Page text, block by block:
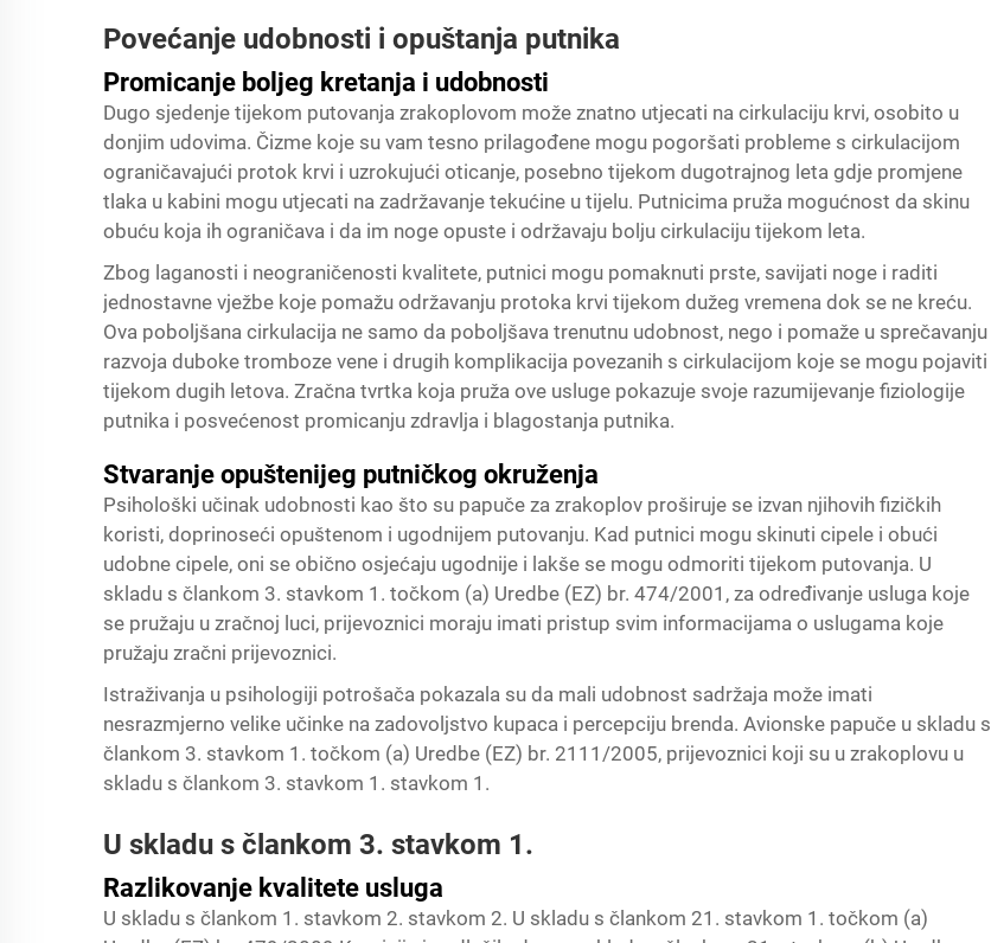
Povećanje udobnosti i opuštanja putnika
Promicanje boljeg kretanja i udobnosti
Dugo sjedenje tijekom putovanja zrakoplovom može znatno utjecati na cirkulaciju krvi, osobito u
donjim udovima. Čizme koje su vam tesno prilagođene mogu pogoršati probleme s cirkulacijom
ograničavajući protok krvi i uzrokujući oticanje, posebno tijekom dugotrajnog leta gdje promjene
tlaka u kabini mogu utjecati na zadržavanje tekućine u tijelu. Putnicima pruža mogućnost da skinu
obuću koja ih ograničava i da im noge opuste i održavaju bolju cirkulaciju tijekom leta.
Zbog laganosti i neograničenosti kvalitete, putnici mogu pomaknuti prste, savijati noge i raditi
jednostavne vježbe koje pomažu održavanju protoka krvi tijekom dužeg vremena dok se ne kreću.
Ova poboljšana cirkulacija ne samo da poboljšava trenutnu udobnost, nego i pomaže u sprečavanju
razvoja duboke tromboze vene i drugih komplikacija povezanih s cirkulacijom koje se mogu pojaviti
tijekom dugih letova. Zračna tvrtka koja pruža ove usluge pokazuje svoje razumijevanje fiziologije
putnika i posvećenost promicanju zdravlja i blagostanja putnika.
Stvaranje opuštenijeg putničkog okruženja
Psihološki učinak udobnosti kao što su papuče za zrakoplov proširuje se izvan njihovih fizičkih
koristi, doprinoseći opuštenom i ugodnijem putovanju. Kad putnici mogu skinuti cipele i obući
udobne cipele, oni se obično osjećaju ugodnije i lakše se mogu odmoriti tijekom putovanja. U
skladu s člankom 3. stavkom 1. točkom (a) Uredbe (EZ) br. 474/2001, za određivanje usluga koje
se pružaju u zračnoj luci, prijevoznici moraju imati pristup svim informacijama o uslugama koje
pružaju zračni prijevoznici.
Istraživanja u psihologiji potrošača pokazala su da mali udobnost sadržaja može imati
nesrazmjerno velike učinke na zadovoljstvo kupaca i percepciju brenda. Avionske papuče u skladu s
člankom 3. stavkom 1. točkom (a) Uredbe (EZ) br. 2111/2005, prijevoznici koji su u zrakoplovu u
skladu s člankom 3. stavkom 1. stavkom 1.
U skladu s člankom 3. stavkom 1.
Razlikovanje kvalitete usluga
U skladu s člankom 1. stavkom 2. stavkom 2. U skladu s člankom 21. stavkom 1. točkom (a)